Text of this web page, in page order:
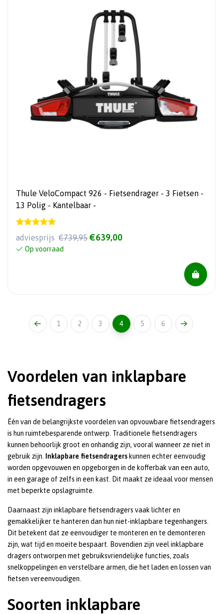
Thule VeloCompact 926 - Fietsendrager - 3 Fietsen -
13 Polig - Kantelbaar -
adviesprijs €739,95 €639,00
Op voorraad
1 2 3 4 5 6
Voordelen van inklapbare
fietsendragers
Één van de belangrijkste voordelen van opvouwbare fietsendragers
is hun ruimtebesparende ontwerp. Traditionele fietsendragers
kunnen behoorlijk groot en onhandig zijn, vooral wanneer ze niet in
gebruik zijn.
Inklapbare fietsendragers kunnen echter eenvoudig
worden opgevouwen en opgeborgen in de kofferbak van een auto,
in een garage of zelfs in een kast. Dit maakt ze ideaal voor mensen
met beperkte opslagruimte.
Daarnaast zijn inklapbare fietsendragers vaak lichter en
gemakkelijker te hanteren dan hun niet-inklapbare tegenhangers.
Dit betekent dat ze eenvoudiger te monteren en te demonteren
zijn, wat tijd en moeite bespaart. Bovendien zijn veel inklapbare
dragers ontworpen met gebruiksvriendelijke functies, zoals
snelkoppelingen en verstelbare armen, die het laden en lossen van
fietsen vereenvoudigen.
Soorten inklapbare